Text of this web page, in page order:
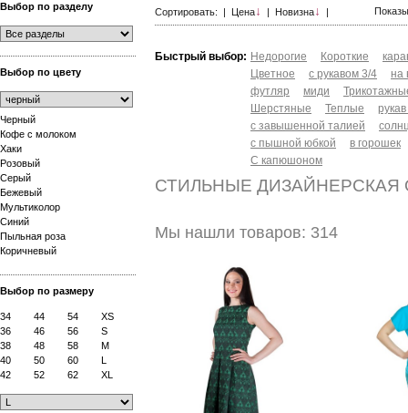
Выбор по разделу
Выбор по цвету
Черный
Кофе с молоком
Хаки
Розовый
Серый
Бежевый
Мультиколор
Синий
Пыльная роза
Коричневый
Выбор по размеру
34 44 54
XS
36
46 56
S
38
48 58
M
40
50 60
L
42
52 62 XL
Сортировать: | Цена↓ | Новизна↓ |
Быстрый выбор: Недорогие Короткие
Цветное
с рукавом 3/4
на
футляр
миди
Шерстяные
Теплые
с завышенной талией
с пышной юбкой
в горошек
С капюшоном
СТИЛЬНЫЕ
Мы нашли товаров: 314